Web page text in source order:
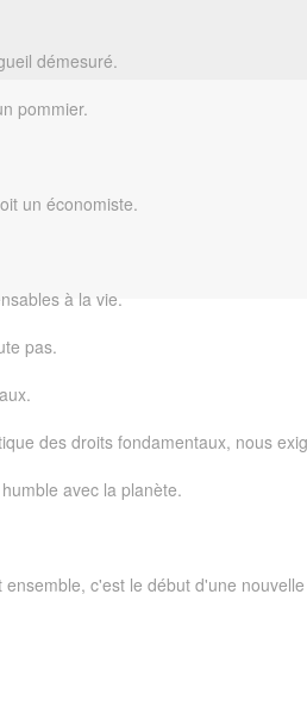
démesuré.
pommier.
un économiste.
à la vie.
pas.
des droits fondamentaux, nous
avec la planète.
c'est le début d'une